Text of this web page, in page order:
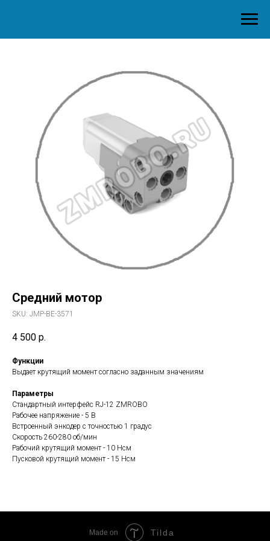
Средний мотор
SKU: JMP-BE-3571
4 500 р.
Функции
Выдает крутящий момент согласно заданным значениям
Параметры
Стандартный интерфейс RJ-12 ZMROBO
Рабочее напряжение - 5 В
Встроенный энкодер с точностью 1 градус
Скорость 260-280 об/мин
Рабочий крутящий момент - 10 Нсм
Пусковой крутящий момент - 15 Нсм
Made on Tilda